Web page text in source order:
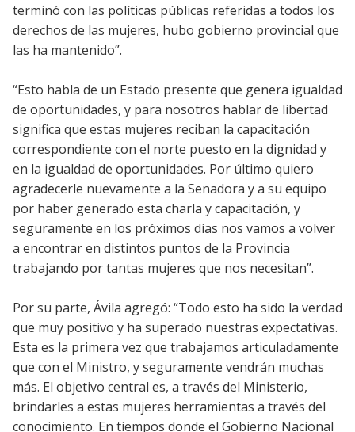
terminó con las políticas públicas referidas a todos los
derechos de las mujeres, hubo gobierno provincial que
las ha mantenido”.
“Esto habla de un Estado presente que genera igualdad
de oportunidades, y para nosotros hablar de libertad
significa que estas mujeres reciban la capacitación
correspondiente con el norte puesto en la dignidad y
en la igualdad de oportunidades. Por último quiero
agradecerle nuevamente a la Senadora y a su equipo
por haber generado esta charla y capacitación, y
seguramente en los próximos días nos vamos a volver
a encontrar en distintos puntos de la Provincia
trabajando por tantas mujeres que nos necesitan”.
Por su parte, Ávila agregó: “Todo esto ha sido la verdad
que muy positivo y ha superado nuestras expectativas.
Esta es la primera vez que trabajamos articuladamente
que con el Ministro, y seguramente vendrán muchas
más. El objetivo central es, a través del Ministerio,
brindarles a estas mujeres herramientas a través del
conocimiento. En tiempos donde el Gobierno Nacional